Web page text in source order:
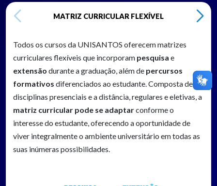
MATRIZ CURRICULAR FLEXÍVEL
Todos os cursos da UNISANTOS oferecem matrizes
curriculares flexíveis que incorporam pesquisa e
extensão durante a graduação, além de percursos
formativos diferenciados ao estudante. Composta de
disciplinas presenciais e a distância, regulares e eletivas, a
matriz curricular pode se adaptarconforme o
interesse do estudante, oferecendo a oportunidade de
viver integralmente o ambiente universitário em todas as
suas inúmeras possibilidades.